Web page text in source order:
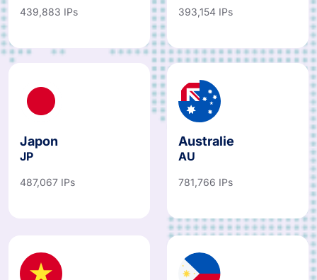
439,883 IPs 393,154 IPs
Japon
JP
487,067 IPs
Australie
AU
781,766 IPs